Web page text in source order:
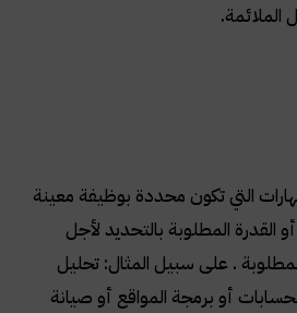
الملائمة.
التي تكون محددة بوظيفة معينة
القدرة المطلوبة بالتحديد لأجل
. على سبيل المثال: تحليل
أو برمجة المواقع أو صيانة